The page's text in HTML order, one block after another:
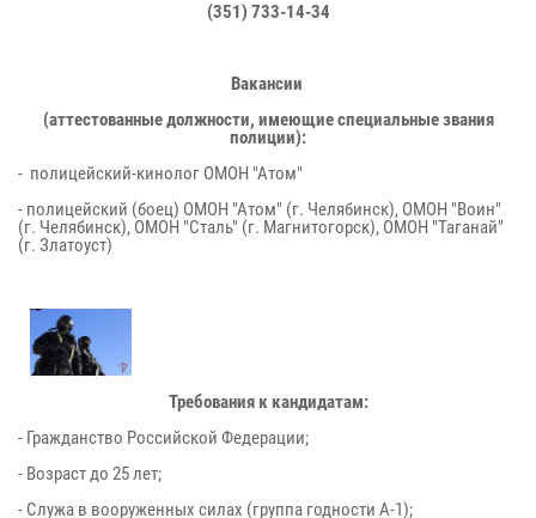
(351) 733-14-34
Вакансии
(аттестованные должности, имеющие специальные звания
полиции):
- полицейский-кинолог ОМОН "Атом"
- полицейский (боец) ОМОН "Атом" (г. Челябинск), ОМОН "Воин"
(г. Челябинск), ОМОН "Сталь" (г. Магнитогорск), ОМОН "Таганай"
(г. Златоуст)
Требования к кандидатам:
- Гражданство Российской Федерации;
- Возраст до 25 лет;
- Служа в вооруженных силах (группа годности А-1);